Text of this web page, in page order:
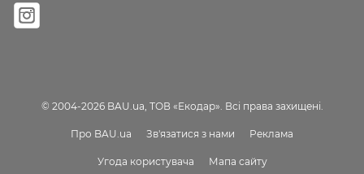
© 2004-2026 BAU.ua, ТОВ «Екодар». Всі права захищені.
Про BAU.ua Зв'язатися з нами Реклама
Угода користувача Мапа сайту